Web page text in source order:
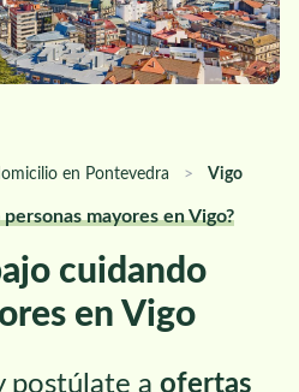
en Pontevedra > Vigo
mayores en Vigo?
cuidando
en Vigo
postúlate a ofertas